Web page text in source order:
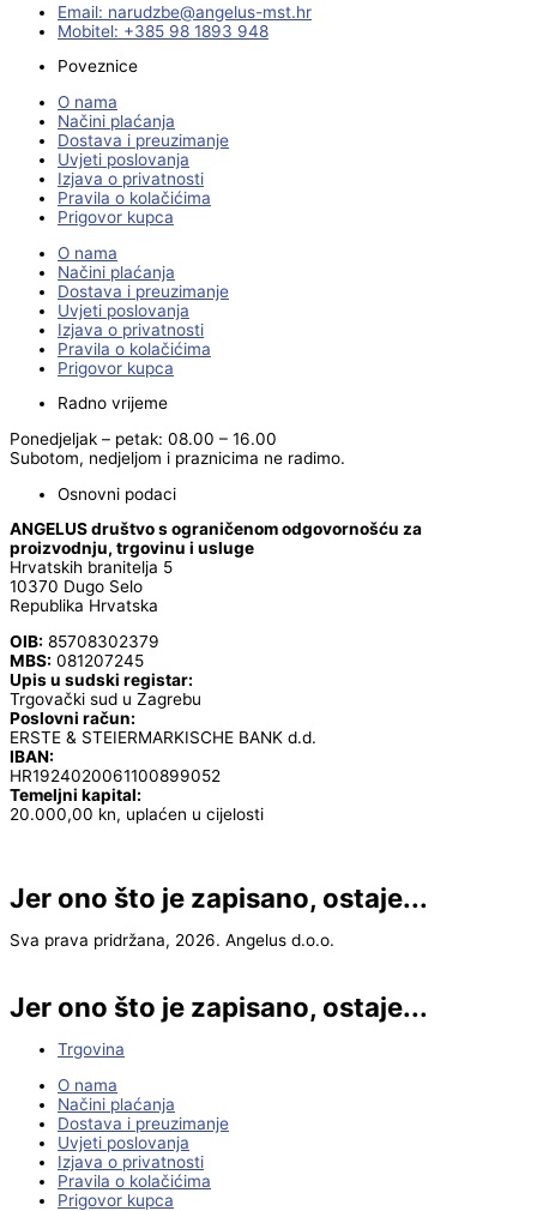
Email:
rh.tsm-sulegna
@ebzduran
Mobitel: +385 98 1893 948
Poveznice
O nama
Načini plaćanja
Dostava i preuzimanje
Uvjeti poslovanja
Izjava o privatnosti
Pravila o kolačićima
Prigovor kupca
O nama
Načini plaćanja
Dostava i preuzimanje
Uvjeti poslovanja
Izjava o privatnosti
Pravila o kolačićima
Prigovor kupca
Radno vrijeme
Ponedjeljak – petak: 08.00 – 16.00
Subotom, nedjeljom i praznicima ne radimo.
Osnovni podaci
ANGELUS društvo s ograničenom odgovornošću za
proizvodnju, trgovinu i usluge
Hrvatskih branitelja 5
10370 Dugo Selo
Republika Hrvatska
OIB: 85708302379
MBS: 081207245
Upis u sudski registar:
Trgovački sud u Zagrebu
Poslovni račun:
ERSTE & STEIERMARKISCHE BANK d.d.
IBAN:
HR1924020061100899052
Temeljni kapital:
20.000,00 kn, uplaćen u cijelosti
Jer ono što je zapisano, ostaje...
Sva prava pridržana, 2026. Angelus d.o.o.
Jer ono što je zapisano, ostaje...
Trgovina
O nama
Načini plaćanja
Dostava i preuzimanje
Uvjeti poslovanja
Izjava o privatnosti
Pravila o kolačićima
Prigovor kupca